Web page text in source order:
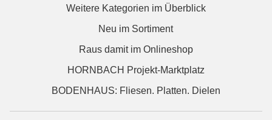
Weitere Kategorien im Überblick
Neu im Sortiment
Raus damit im Onlineshop
HORNBACH Projekt-Marktplatz
BODENHAUS: Fliesen. Platten. Dielen